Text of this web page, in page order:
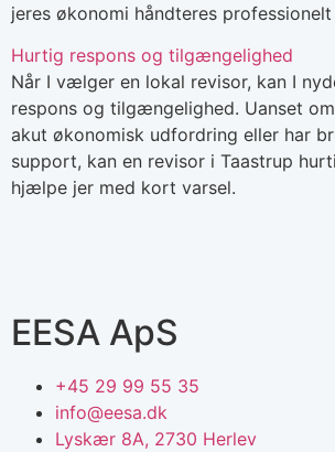
jeres økonomi håndteres
Hurtig respons og tilgængelighed
Når I vælger en lokal revisor, kan I
respons og tilgængelighed. Uanset
akut økonomisk udfordring eller har
support, kan en revisor i Taastrup
hjælpe jer med kort varsel.
EESA ApS
+45 29 99 55 35
info@eesa.dk
Lyskær 8A, 2730 Herlev